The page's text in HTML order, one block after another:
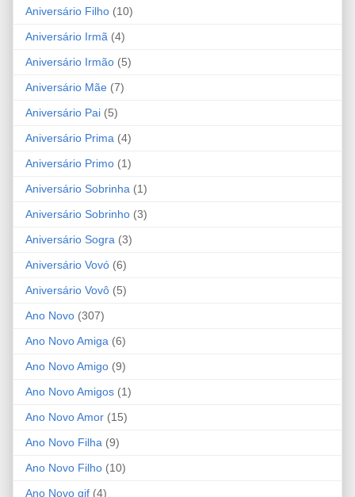
Aniversário Filho (10)
Aniversário Irmã (4)
Aniversário Irmão (5)
Aniversário Mãe (7)
Aniversário Pai (5)
Aniversário Prima (4)
Aniversário Primo (1)
Aniversário Sobrinha (1)
Aniversário Sobrinho (3)
Aniversário Sogra (3)
Aniversário Vovó (6)
Aniversário Vovô (5)
Ano Novo (307)
Ano Novo Amiga (6)
Ano Novo Amigo (9)
Ano Novo Amigos (1)
Ano Novo Amor (15)
Ano Novo Filha (9)
Ano Novo Filho (10)
Ano Novo gif (4)